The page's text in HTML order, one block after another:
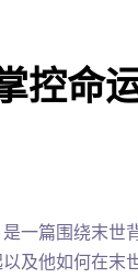
控命
一篇围绕末世
及他如何在末